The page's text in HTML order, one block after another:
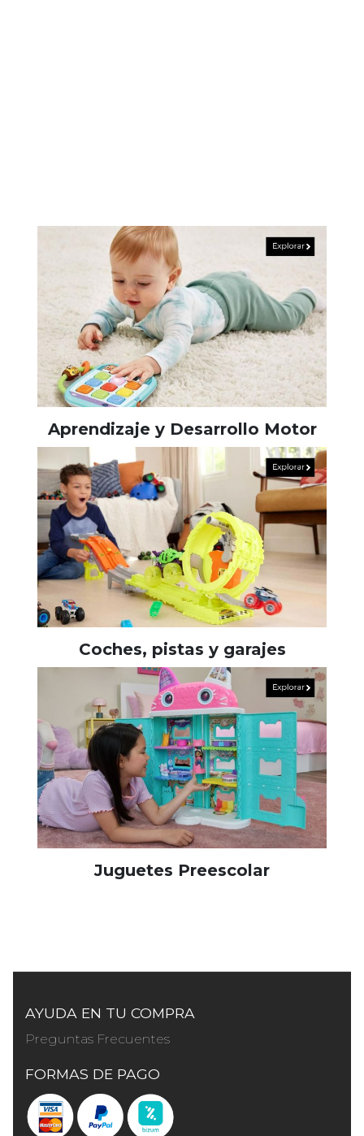
Aprendizaje y Desarrollo Motor
Coches, pistas y garajes
Juguetes Preescolar
AYUDA EN TU COMPRA
Preguntas Frecuentes
FORMAS DE PAGO